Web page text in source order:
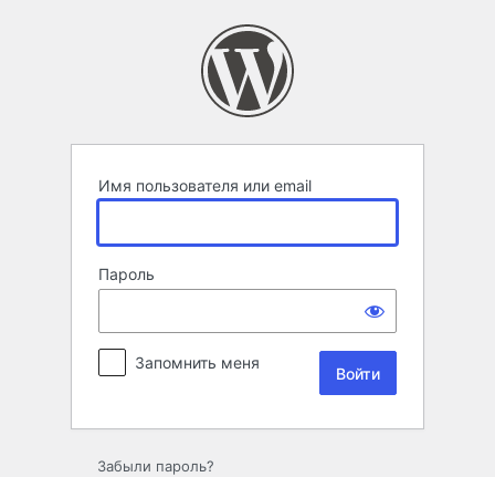
Имя пользователя или email
Пароль
Запомнить меня
Забыли пароль?